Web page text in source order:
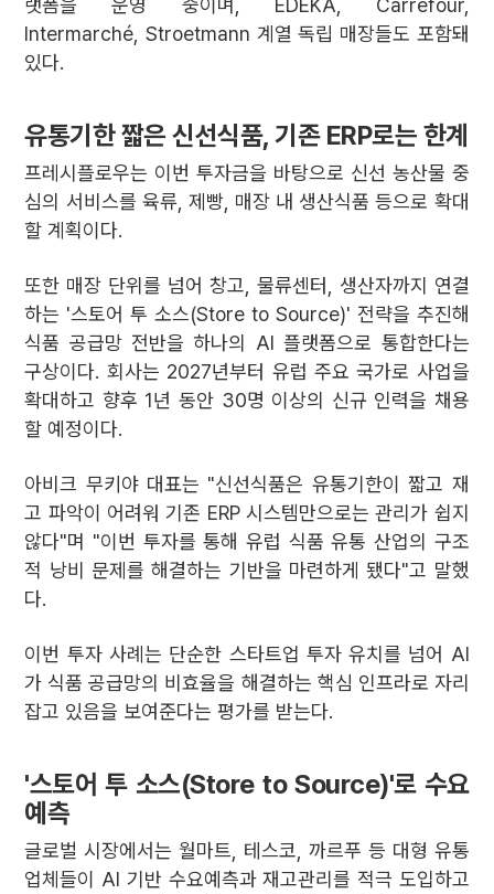
랫폼을 운영 중이며, EDEKA, Carrefour,
Intermarché, Stroetmann 계열 독립 매장들도 포함돼
있다.
유통기한 짧은 신선식품, 기존 ERP로는 한계
프레시플로우는 이번 투자금을 바탕으로 신선 농산물 중
심의 서비스를 육류, 제빵, 매장 내 생산식품 등으로 확대
할 계획이다.
또한 매장 단위를 넘어 창고, 물류센터, 생산자까지 연결
하는 '스토어 투 소스(Store to Source)' 전략을 추진해
식품 공급망 전반을 하나의 AI 플랫폼으로 통합한다는
구상이다. 회사는 2027년부터 유럽 주요 국가로 사업을
확대하고 향후 1년 동안 30명 이상의 신규 인력을 채용
할 예정이다.
아비크 무키야 대표는 "신선식품은 유통기한이 짧고 재
고 파악이 어려워 기존 ERP 시스템만으로는 관리가 쉽지
않다"며 "이번 투자를 통해 유럽 식품 유통 산업의 구조
적 낭비 문제를 해결하는 기반을 마련하게 됐다"고 말했
다.
이번 투자 사례는 단순한 스타트업 투자 유치를 넘어 AI
가 식품 공급망의 비효율을 해결하는 핵심 인프라로 자리
잡고 있음을 보여준다는 평가를 받는다.
'스토어 투 소스(Store to Source)'로 수요
예측
글로벌 시장에서는 월마트, 테스코, 까르푸 등 대형 유통
업체들이 AI 기반 수요예측과 재고관리를 적극 도입하고